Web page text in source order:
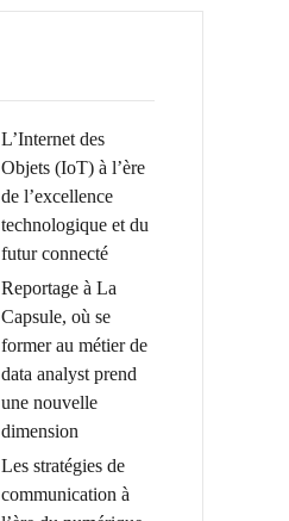
L’Internet des
Objets (IoT) à l’ère
de l’excellence
technologique et du
futur connecté
Reportage à La
Capsule, où se
former au métier de
data analyst prend
une nouvelle
dimension
Les stratégies de
communication à